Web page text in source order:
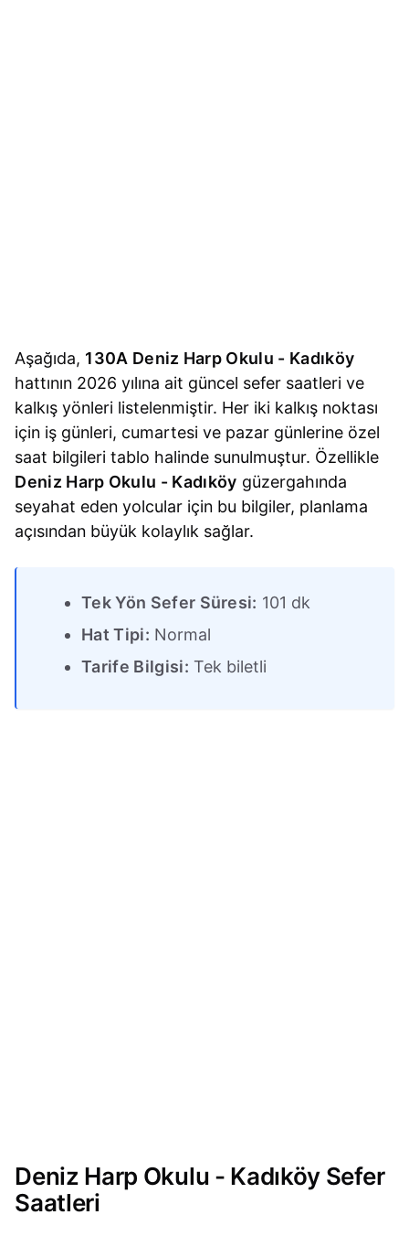
Aşağıda, 130A Deniz Harp Okulu - Kadıköy
hattının 2026 yılına ait güncel sefer saatleri ve
kalkış yönleri listelenmiştir. Her iki kalkış noktası
için iş günleri, cumartesi ve pazar günlerine özel
saat bilgileri tablo halinde sunulmuştur. Özellikle
Deniz Harp Okulu - Kadıköy güzergahında
seyahat eden yolcular için bu bilgiler, planlama
açısından büyük kolaylık sağlar.
Tek Yön Sefer Süresi: 101 dk
Hat Tipi: Normal
Tarife Bilgisi: Tek biletli
Deniz Harp Okulu - Kadıköy Sefer
Saatleri